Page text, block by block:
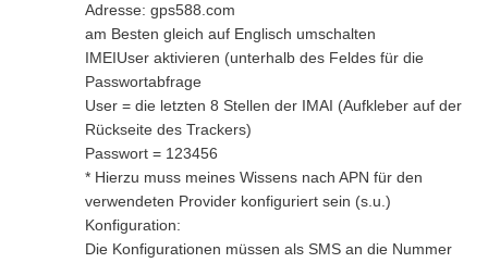
Adresse: gps588.com
am Besten gleich auf Englisch umschalten
IMEIUser aktivieren (unterhalb des Feldes für die
Passwortabfrage
User = die letzten 8 Stellen der IMAI (Aufkleber auf der
Rückseite des Trackers)
Passwort = 123456
* Hierzu muss meines Wissens nach APN für den
verwendeten Provider konfiguriert sein (s.u.)
Konfiguration:
Die Konfigurationen müssen als SMS an die Nummer